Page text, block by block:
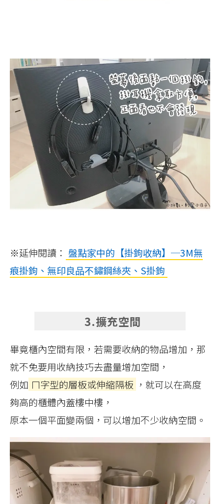
※延伸閱讀： 盤點家中的【掛鉤收納】─3M無
痕掛鉤、無印良品不鏽鋼絲夾、S掛鉤
3.擴充空間
畢竟櫃內空間有限，若需要收納的物品增加，那
就不免要用收納技巧去盡量增加空間，
例如 ㄇ字型的層板或伸縮隔板 ，就可以在高度
夠高的櫃體內蓋樓中樓，
原本一個平面變兩個，可以增加不少收納空間。